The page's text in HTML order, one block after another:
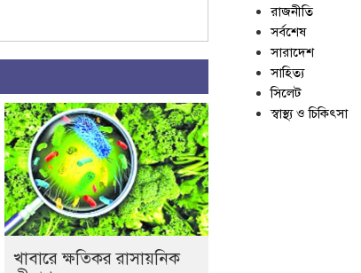
খাবারে ক্ষতিকর রাসায়নিক
রাজনীতি
সর্বশেষ
সারাদেশ
সাহিত্য
সিলেট
স্বাস্থ্য ও চিকিৎসা